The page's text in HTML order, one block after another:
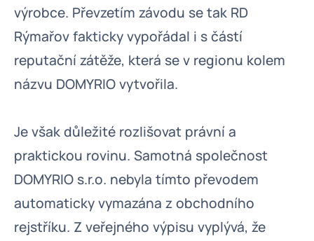
výrobce. Převzetím závodu se tak RD
Rýmařov fakticky vypořádal i s částí
reputační zátěže, která se v regionu kolem
názvu DOMYRIO vytvořila.
Je však důležité rozlišovat právní a
praktickou rovinu. Samotná společnost
DOMYRIO s.r.o. nebyla tímto převodem
automaticky vymazána z obchodního
rejstříku. Z veřejného výpisu vyplývá, že